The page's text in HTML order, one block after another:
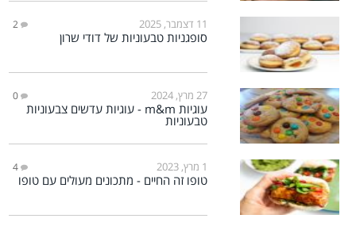
11 דצמבר, 2025 2
סופגניות טבעוניות של דודי שרון
27 מרץ, 2024 0
עוגיות m&m - עוגיות עדשים צבעוניות
טבעוניות
1 מרץ, 2023 4
טופו זה החיים - מתכונים מעולים עם טופו